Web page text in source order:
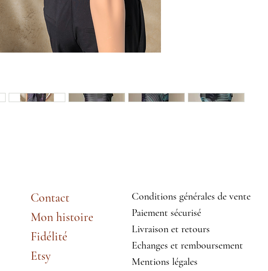
Contact
Mon histoire
Fidélité
Etsy
Conditions générales de vente
Paiement sécurisé
Livraison et retours
Echanges et remboursement
Mentions légales